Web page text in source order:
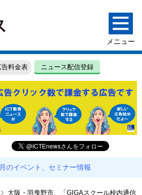
料金表 ニュース配信登録
のイベント、セミナー情報
大阪・羽曳野市、「GIGAスクール校内通信